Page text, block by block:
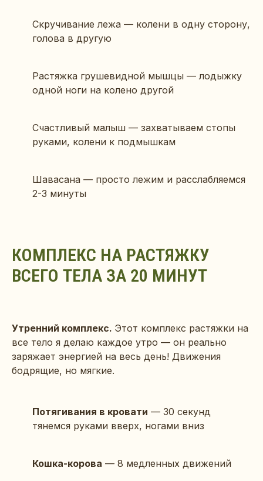
Скручивание лежа — колени в одну сторону,
голова в другую
Растяжка грушевидной мышцы — лодыжку
одной ноги на колено другой
Счастливый малыш — захватываем стопы
руками, колени к подмышкам
Шавасана — просто лежим и расслабляемся
2-3 минуты
КОМПЛЕКС НА РАСТЯЖКУ
ВСЕГО ТЕЛА ЗА 20 МИНУТ
Утренний комплекс. Этот комплекс растяжки на
все тело я делаю каждое утро — он реально
заряжает энергией на весь день! Движения
бодрящие, но мягкие.
Потягивания в кровати — 30 секунд
тянемся руками вверх, ногами вниз
Кошка-корова — 8 медленных движений